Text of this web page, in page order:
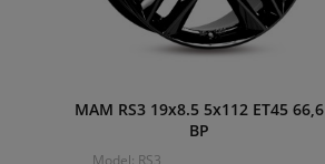
MAM RS3 19x8.5 5x112 ET45 66,6
BP
Model: RS3